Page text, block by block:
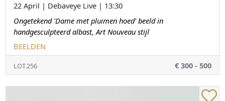
22 April | Debaveye Live | 13:30
Ongetekend 'Dame met pluimen hoed' beeld in
handgesculpteerd albast, Art Nouveau stijl
BEELDEN
LOT.256 € 300 - 500